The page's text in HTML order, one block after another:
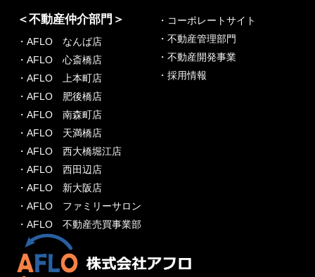
＜不動産仲介部門＞
・AFLO なんば店
・AFLO 心斎橋店
・AFLO 上本町店
・AFLO 肥後橋店
・AFLO 南森町店
・AFLO 天満橋店
・AFLO 西大橋堀江店
・AFLO 西田辺店
・AFLO 新大阪店
・AFLO ファミリーサロン
・AFLO 不動産売買事業部
・コーポレートサイト
・不動産管理部門
・不動産開発事業
・採用情報